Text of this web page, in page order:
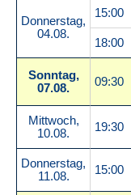
Donnerstag,
04.08.
15:00
18:00
Sonntag,
07.08.
09:30
Mittwoch,
10.08.
19:30
Donnerstag,
11.08.
15:00